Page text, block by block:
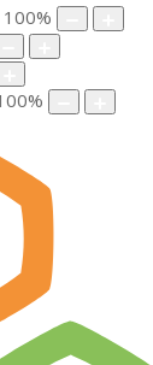
100%
%